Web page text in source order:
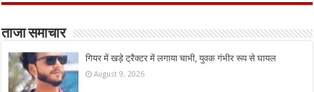
ताजा समाचार
गियर में खड़े ट्रैक्टर में लगाया चाभी, युवक गंभीर रूप से घायल
August 9, 2026